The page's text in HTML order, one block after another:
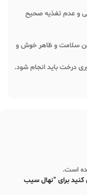
و عدم تغذیه صحیح
سلامت و ظاهر خوش و
درخت باید انجام شود.
است.
کنید برای “نهال سیب